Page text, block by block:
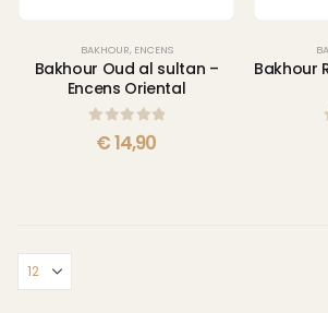
BAKHOUR, ENCENS
Bakhour Oud al sultan –
Encens Oriental
sur 5
€14,90
Bakhour